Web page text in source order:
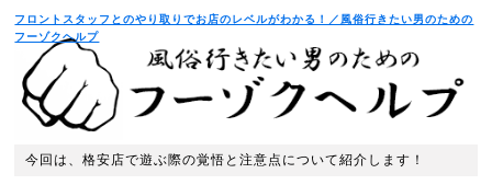
フロントスタッフとのやり取りでお店のレベルがわかる！／風俗行きたい男のための
フーゾクヘルプ
今回は、格安店で遊ぶ際の覚悟と注意点について紹介します！